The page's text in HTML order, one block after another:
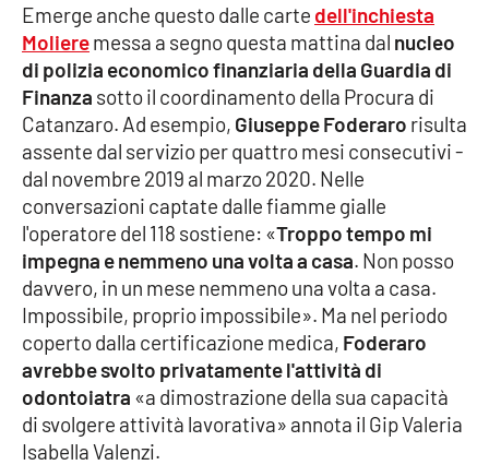
Economia e Lavoro
Politica
Sanità
Società
Sport
RUBRICHE
Good Morning Vietnam
Parchi Marini Calabria
Emerge anche questo dalle carte dell'inchiesta
Molieremessa a segno questa mattina dal nucleo
di polizia economico finanziaria della Guardia di
Finanza sotto il coordinamento della Procura di
Catanzaro. Ad esempio, Giuseppe Foderaro risulta
assente dal servizio per quattro mesi consecutivi -
dal novembre 2019 al marzo 2020. Nelle
conversazioni captate dalle fiamme gialle
l'operatore del 118 sostiene: «Troppo tempo mi
impegna e nemmeno una volta a casa. Non posso
davvero, in un mese nemmeno una volta a casa.
Impossibile, proprio impossibile». Ma nel periodo
coperto dalla certificazione medica, Foderaro
avrebbe svolto privatamente l'attività di
odontoiatra «a dimostrazione della sua capacità
di svolgere attività lavorativa» annota il Gip Valeria
Isabella Valenzi.